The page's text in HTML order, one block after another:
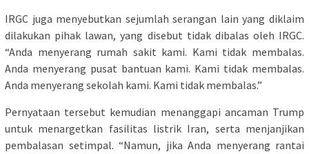
IRGC juga menyebutkan sejumlah serangan lain yang diklaim
dilakukan pihak lawan, yang disebut tidak dibalas oleh IRGC.
“Anda menyerang rumah sakit kami. Kami tidak membalas.
Anda menyerang pusat bantuan kami. Kami tidak membalas.
Anda menyerang sekolah kami. Kami tidak membalas.”
Pernyataan tersebut kemudian menanggapi ancaman Trump
untuk menargetkan fasilitas listrik Iran, serta menjanjikan
pembalasan setimpal. “Namun, jika Anda menyerang rantai